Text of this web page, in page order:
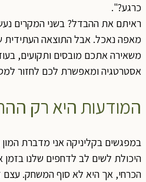
כרגע?".
ראיתם את ההבדל? בשני המקרים
מאפה נאכל. אבל התוצאה העתידית
משאירה אתכם מובסים ותקועים,
אסטרטגיה ומאפשרת לכם לחזור
המודעות היא רק
במפגשים בקליניקה אני מדברת
היכולת לשים לב לדחפים שלנו בזמן
הכרחי, אך היא לא סוף המשחק.